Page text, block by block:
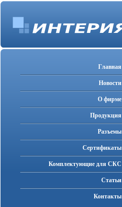
Главная
Новости
О фирме
Продукция
Разъемы
Cертификаты
Комплектующие для СКС
Статьи
Контакты